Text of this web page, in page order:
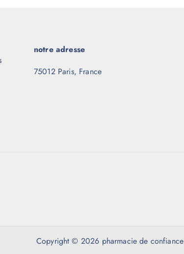
notre adresse
75012 Paris, France
Copyright © 2026 pharmacie de confiance